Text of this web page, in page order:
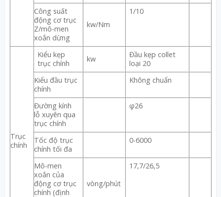
Công suất
động cơ trục
Z/mô-men
xoắn dừng
kw/Nm
1/10
Trục
chính
Kiểu kẹp
trục chính
kw
Đầu kẹp collet
loại 20
Kiểu đầu trục
chính
Không chuẩn
Đường kính
lỗ xuyên qua
trục chính
φ26
Tốc độ trục
chính tối đa
0-6000
Mô-men
xoắn của
động cơ trục
chính (định
vòng/phút
17,7/26,5